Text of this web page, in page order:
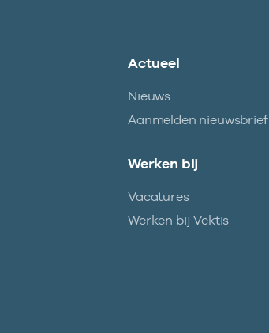
Actueel
Nieuws
Aanmelden nieuwsbrief
Werken bij
Vacatures
Werken bij Vektis